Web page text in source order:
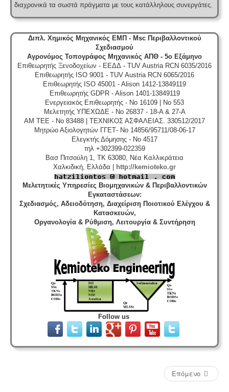
διαχρονικά τα σωστά πράγματα με τους κατάλληλους συνεργάτες.
Διπλ. Χημικός Μηχανικός ΕΜΠ - Msc Περιβαλλοντικού
Σχεδιασμού
Αγρονόμος Τοπογράφος Μηχανικός ΑΠΘ - 5ο Εξάμηνο
Επιθεωρητής Ξενοδοχείων - ΕΕΔΔ - TUV Austria RCN 6035/2016
Επιθεωρητής ISO 9001 - TUV Austria RCN 6065/2016
Επιθεωρητής ISO 45001 - Alison 1412-13849119
Επιθεωρητής GDPR - Alison 1401-13849119
Ενεργειακός Επιθεωρητής - No 16109 | No 553
Μελετητής ΥΠΕΧΩΔΕ - No 26837 - 18-A & 27-A
ΑΜ ΤΕΕ - No 83488 | ΤΕΧΝΙΚΟΣ ΑΣΦΑΛΕΙΑΣ. 330512/2017
Μητρώο Αξιολογητών ΓΓΕΤ- No 14856/95711/08-06-17
Ελεγκτής Δόμησης - No 4517
τηλ +302399-022359
Βασ Πιτσούλη 1, TK 63080, Νέα Καλλικράτεια
Χαλκιδική, Ελλάδα |
http://kemioteko.gr
Μελετητικές Υπηρεσίες Βιομηχανικών & Περιβαλλοντικών
Εγκαταστάσεων:
Σχεδιασμός, Αδειοδότηση, Διαχείριση Ποιοτικού Ελέγχου &
Κατασκευών,
Οργανολογία & Ρύθμιση, Λειτουργία & Συντήρηση
Follow us
Επόμενο